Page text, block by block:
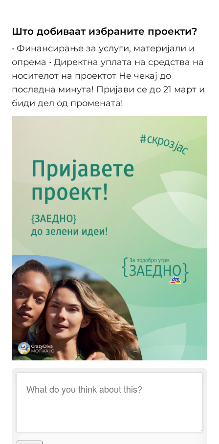
Што добиваат избраните проекти?
• Финансирање за услуги, материјали и
опрема • Директна уплата на средства на
носителот на проектот Не чекај до
последна минута! Пријави се до 21 март и
биди дел од промената!